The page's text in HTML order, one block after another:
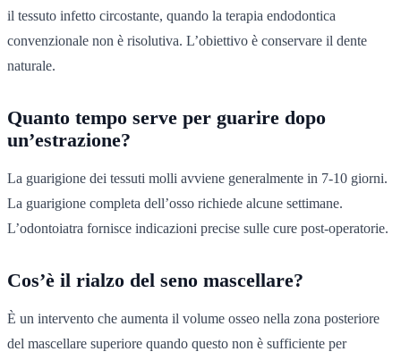
il tessuto infetto circostante, quando la terapia endodontica
convenzionale non è risolutiva. L’obiettivo è conservare il dente
naturale.
Quanto tempo serve per guarire dopo
un’estrazione?
La guarigione dei tessuti molli avviene generalmente in 7-10 giorni.
La guarigione completa dell’osso richiede alcune settimane.
L’odontoiatra fornisce indicazioni precise sulle cure post-operatorie.
Cos’è il rialzo del seno mascellare?
È un intervento che aumenta il volume osseo nella zona posteriore
del mascellare superiore quando questo non è sufficiente per